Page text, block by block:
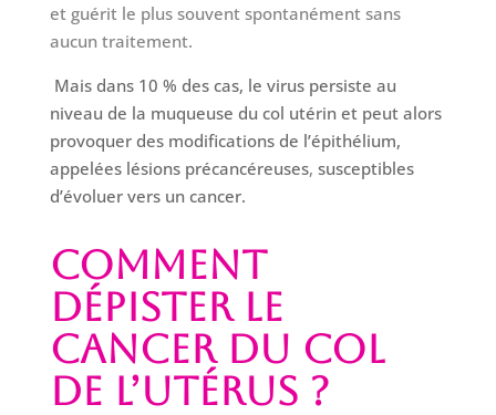
et guérit le plus souvent spontanément sans
aucun traitement.
Mais dans 10 % des cas, le virus persiste au
niveau de la muqueuse du col utérin et peut alors
provoquer des modifications de l’épithélium,
appelées lésions précancéreuses, susceptibles
d’évoluer vers un cancer.
Comment
dépister le
cancer du col
de l’utérus ?